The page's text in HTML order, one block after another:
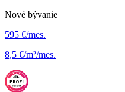
Nové bývanie
595 €/mes.
8,5 €/m²/mes.